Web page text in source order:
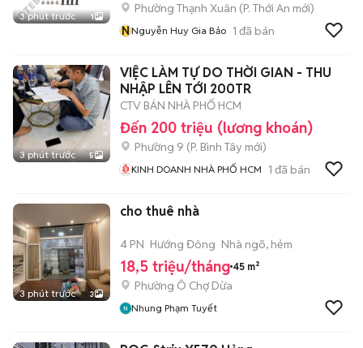
3 phút trước 1
Phường Thạnh Xuân (P. Thới An mới)
NNguyễn Huy Gia Bảo 1 đã bán
3 phút trước 5
VIỆC LÀM TỰ DO THỜI GIAN - THU
NHẬP LÊN TỚI 200TR
CTV BÁN NHÀ PHỐ HCM
Đến 200 triệu (lương khoán)
Phường 9 (P. Bình Tây mới)
KINH DOANH NHÀ PHỐ HCM 1 đã bán
3 phút trước 3
cho thuê nhà
4 PN Hướng Đông Nhà ngõ, hẻm
18,5 triệu/tháng 45 m²
Phường Ô Chợ Dừa
Nhung Phạm Tuyết